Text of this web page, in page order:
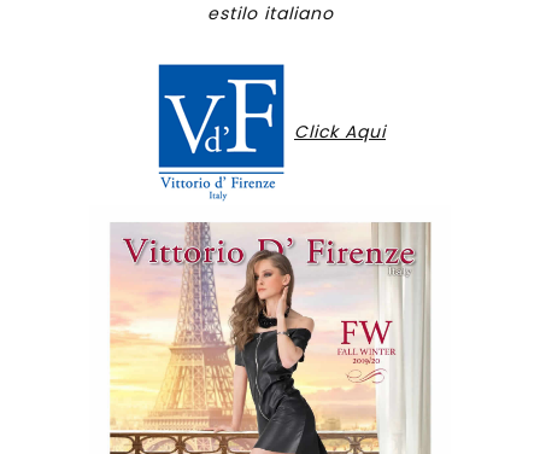
estilo italiano
Click Aqui